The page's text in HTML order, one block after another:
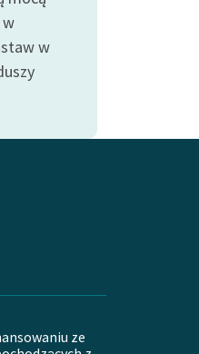
w
w
ze